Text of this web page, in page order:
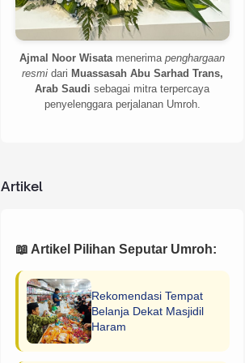
Ajmal Noor Wisata menerima penghargaan
resmidari Muassasah Abu Sarhad Trans,
Arab Saudi sebagai mitra terpercaya
penyelenggara perjalanan Umroh.
Artikel
📖 Artikel Pilihan Seputar Umroh:
Rekomendasi Tempat
Belanja Dekat Masjidil
Haram